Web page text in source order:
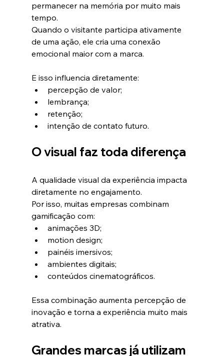
permanecer na memória por muito mais
tempo.
Quando o visitante participa ativamente
de uma ação, ele cria uma conexão
emocional maior com a marca.
E isso influencia diretamente:
percepção de valor;
lembrança;
retenção;
intenção de contato futuro.
O visual faz toda diferença
A qualidade visual da experiência impacta
diretamente no engajamento.
Por isso, muitas empresas combinam
gamificação com:
animações 3D;
motion design;
painéis imersivos;
ambientes digitais;
conteúdos cinematográficos.
Essa combinação aumenta percepção de
inovação e torna a experiência muito mais
atrativa.
Grandes marcas já utilizam